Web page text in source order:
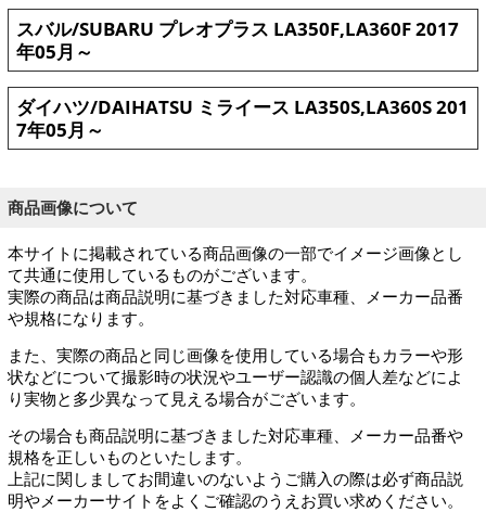
スバル/SUBARU プレオプラス LA350F,LA360F 2017
年05月～
ダイハツ/DAIHATSU ミライース LA350S,LA360S 201
7年05月～
商品画像について
本サイトに掲載されている商品画像の一部でイメージ画像とし
て共通に使用しているものがございます。
実際の商品は商品説明に基づきました対応車種、メーカー品番
や規格になります。
また、実際の商品と同じ画像を使用している場合もカラーや形
状などについて撮影時の状況やユーザー認識の個人差などによ
り実物と多少異なって見える場合がございます。
その場合も商品説明に基づきました対応車種、メーカー品番や
規格を正しいものといたします。
上記に関しましてお間違いのないようご購入の際は必ず商品説
明やメーカーサイトをよくご確認のうえお買い求めください。